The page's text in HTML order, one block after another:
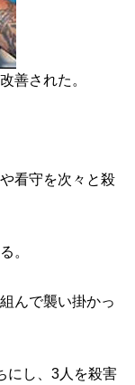
善された。
看守を次々と殺
。
んで襲い掛かっ
にし、3人を殺害